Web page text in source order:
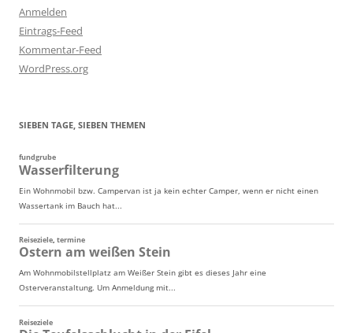
Anmelden
Eintrags-Feed
Kommentar-Feed
WordPress.org
SIEBEN TAGE, SIEBEN THEMEN